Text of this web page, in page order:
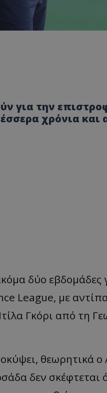
για την
χρόνια και
δύο
League, με
Γκόρι από τη
θεωρητικά
δεν σκέφτεται